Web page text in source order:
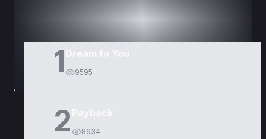
1 9595
2 8634